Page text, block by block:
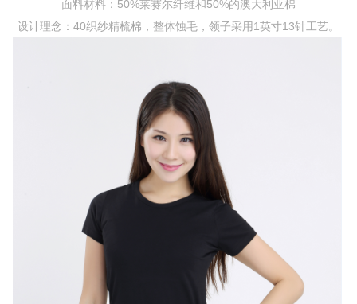
面料材料：50%莱赛尔纤维和50%的澳大利亚棉
设计理念：40织纱精梳棉，整体蚀毛，领子采用1英寸13针工艺。